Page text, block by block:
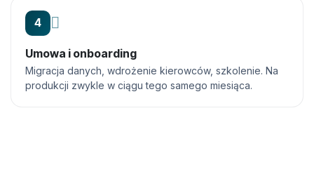
4
Umowa i onboarding
Migracja danych, wdrożenie kierowców, szkolenie. Na
produkcji zwykle w ciągu tego samego miesiąca.